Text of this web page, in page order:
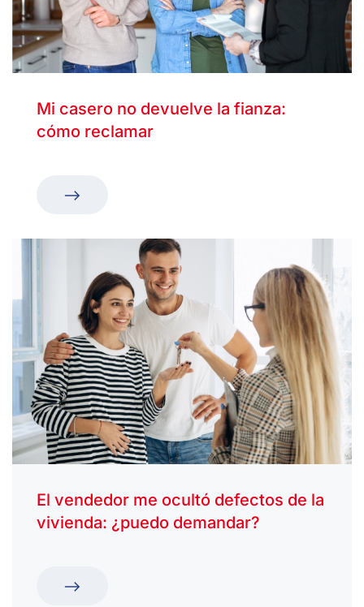
Mi casero no devuelve la fianza:
cómo reclamar
El vendedor me ocultó defectos de la
vivienda: ¿puedo demandar?